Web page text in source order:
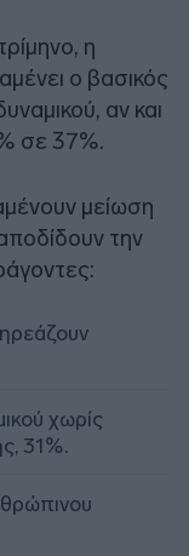
η
ο βασικός
αν και
σε 37%.
μείωση
την
χωρίς
31%.